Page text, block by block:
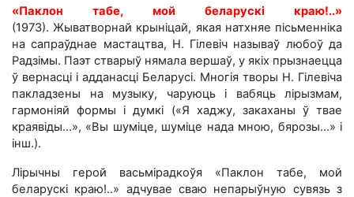
«Паклон табе, мой беларускі краю!..»
(1973).Жыватворнай крыніцай, якая натхняе пісьменніка
на сапраўднае мастацтва, Н. Гілевіч называў любоў да
Радзімы. Паэт стварыў нямала вершаў, у якіх прызнаецца
ў вернасці і адданасці Беларусі. Многія творы Н. Гілевіча
пакладзены на музыку, чаруюць і вабяць лірызмам,
гармоніяй формы і думкі («Я хаджу, закаханы ў твае
краявіды...», «Вы шуміце, шуміце нада мною, бярозы...» і
інш.).
Лірычны герой васьмірадкоўя «Паклон табе, мой
беларускі краю!..» адчувае сваю непарыўную сувязь з